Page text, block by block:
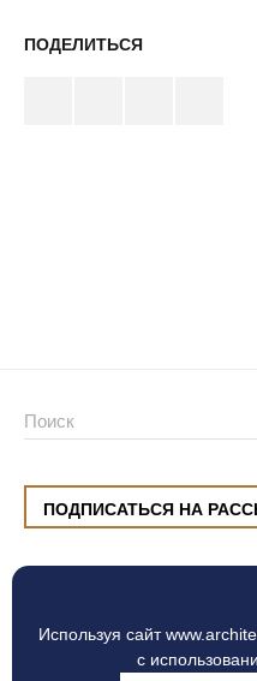
ПОДЕЛИТЬСЯ
Используя сайт
с
ПОДПИСАТЬСЯ НА
ул. Малышева, 8, Екатеринбург
Процесс оплаты